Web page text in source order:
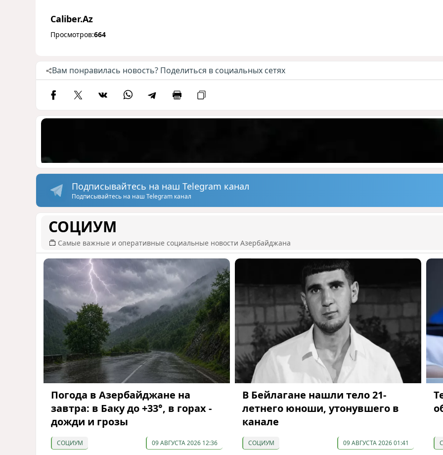
Caliber.Az
Просмотров:664
Вам понравилась новость? Поделиться в социальных сетях
Подписывайтесь на наш Telegram канал
Подписывайтесь на наш Telegram канал
СОЦИУМ
Самые важные и оперативные социальные новости Азербайджана
Погода в Азербайджане на
завтра: в Баку до +33°, в горах -
дожди и грозы
СОЦИУМ 09 АВГУСТА 2026 12:36
В Бейлагане нашли тело 21-
летнего юноши, утонувшего в
канале
СОЦИУМ 09 АВГУСТА 2026 01:41